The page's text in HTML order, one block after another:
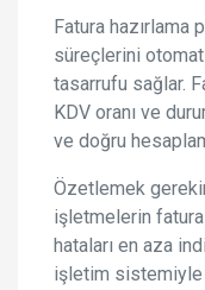
Fatura hazırlama
süreçlerini
tasarrufu sağlar.
KDV oranı ve
ve doğru
Özetlemek
işletmelerin fatura
hataları en aza
işletim sistemiyle